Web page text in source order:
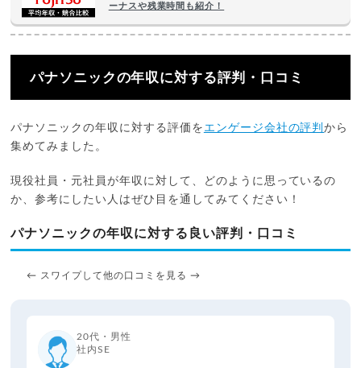
ーナスや残業時間も紹介！
パナソニックの年収に対する評判・口コミ
パナソニックの年収に対する評価を エンゲージ会社の評判から
集めてみました。
現役社員・元社員が年収に対して、どのように思っているの
か、参考にしたい人はぜひ目を通してみてください！
パナソニックの年収に対する良い評判・口コミ
← スワイプして他の口コミを見る →
20代・男性
社内SE